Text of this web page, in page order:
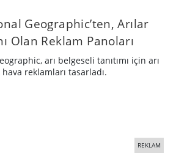
Geographic’ten, Arılar
Olan Reklam Panoları
arı belgeseli tanıtımı için arı
reklamları tasarladı.
REKLAM